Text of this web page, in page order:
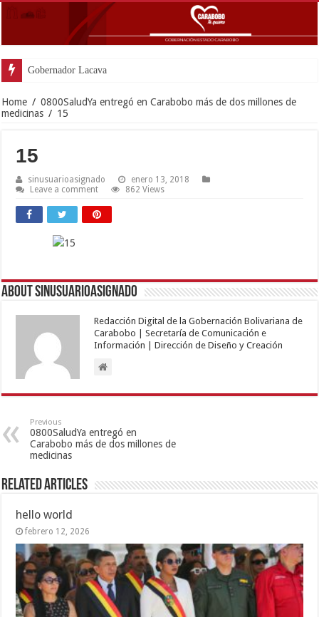
Gobernador Lacava y alcaldesa Riera supervisaro
Home / 0800SaludYa entregó en Carabobo más de dos millones de
medicinas / 15
15
sinusuarioasignado
enero 13, 2018
Leave a comment
862 Views
About sinusuarioasignado
Redacción Digital de la Gobernación Bolivariana de
Carabobo | Secretaría de Comunicación e
Información | Dirección de Diseño y Creación
Previous
0800SaludYa entregó en
Carabobo más de dos millones de
medicinas
Related Articles
hello world
febrero 12, 2026